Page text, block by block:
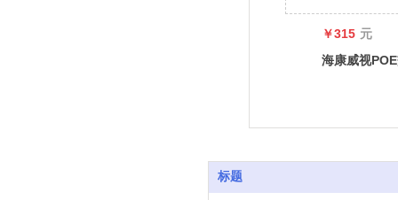
￥315 元
海康威视
标题